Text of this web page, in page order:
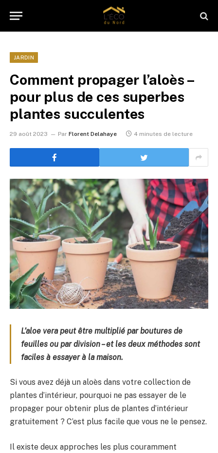
JARDIN
Comment propager l’aloès –
pour plus de ces superbes
plantes succulentes
29 août 2023 Par Florent Delahaye 4 minutes de lecture
L’aloe vera peut être multiplié par boutures de
feuilles ou par division – et les deux méthodes sont
faciles à essayer à la maison.
Si vous avez déjà un aloès dans votre collection de
plantes d’intérieur, pourquoi ne pas essayer de le
propager pour obtenir plus de plantes d’intérieur
gratuitement ? C’est plus facile que vous ne le pensez.
Il existe deux approches les plus couramment